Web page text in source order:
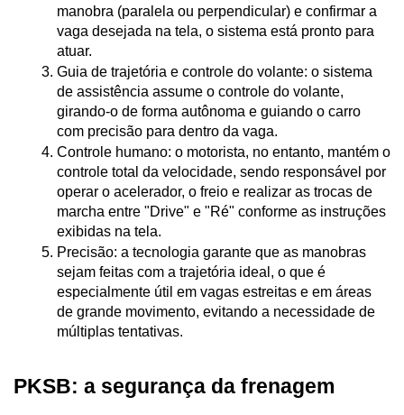
manobra (paralela ou perpendicular) e confirmar a
vaga desejada na tela, o sistema está pronto para
atuar.
Guia de trajetória e controle do volante: o sistema
de assistência assume o controle do volante,
girando-o de forma autônoma e guiando o carro
com precisão para dentro da vaga.
Controle humano: o motorista, no entanto, mantém o
controle total da velocidade, sendo responsável por
operar o acelerador, o freio e realizar as trocas de
marcha entre "Drive" e "Ré" conforme as instruções
exibidas na tela.
Precisão: a tecnologia garante que as manobras
sejam feitas com a trajetória ideal, o que é
especialmente útil em vagas estreitas e em áreas
de grande movimento, evitando a necessidade de
múltiplas tentativas.
PKSB: a segurança da frenagem